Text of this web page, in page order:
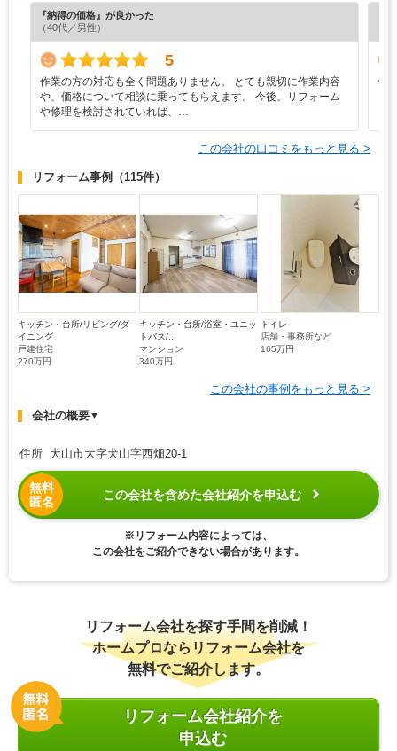
『納得の価格』が良かった
（40代／男性）
5
作業の方の対応も全く問題ありません。 とても親切に作業内容
や、価格について相談に乗ってもらえます。 今後、リフォーム
や修理を検討されていれば、…
仕
この会社の口コミをもっと見る >
リフォーム事例 （115件）
キッチン・台所/リビング/ダ
イニング
戸建住宅
270万円
キッチン・台所/浴室・ユニッ
トバス/...
マンション
340万円
トイレ
店舗・事務所など
165万円
この会社の事例をもっと見る >
会社の概要▼
住所 犬山市大字犬山字西畑20-1
無料
匿名
この会社を含めた会社紹介を申込む
※リフォーム内容によっては、
この会社をご紹介できない場合があります。
リフォーム会社を探す手間を削減！
ホームプロならリフォーム会社を
無料でご紹介します。
リフォーム会社紹介を
申込む